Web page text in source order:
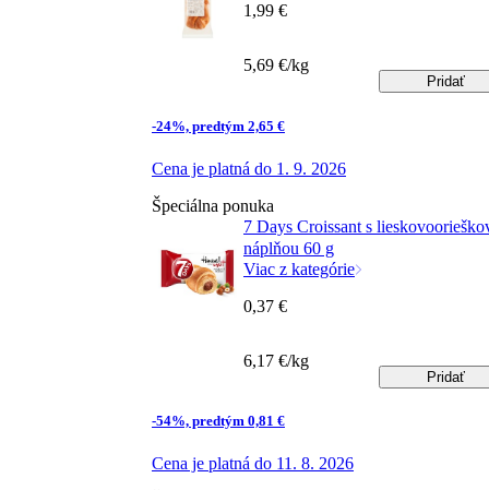
-24%, predtým 2,65 €
Cena je platná do 1. 9. 2026
1,99 €
5,69 €/kg
Pridať
Špeciálna ponuka
7 Days Croissant s
náplňou 60 g
Viac z kategórie
-54%, predtým 0,81 €
Cena je platná do 11. 8. 2026
0,37 €
6,17 €/kg
Pridať